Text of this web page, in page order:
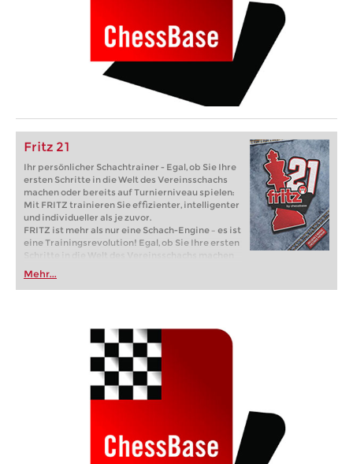
Fritz 21
Ihr persönlicher Schachtrainer - Egal, ob Sie Ihre
ersten Schritte in die Welt des Vereinsschachs
machen oder bereits auf Turnierniveau spielen:
Mit FRITZ trainieren Sie effizienter, intelligenter
und individueller als je zuvor.
FRITZ ist mehr als nur eine Schach-Engine – es ist
eine Trainingsrevolution! Egal, ob Sie Ihre ersten
Schritte in die Welt des Vereinsschachs machen
oder bereits auf Turnierniveau spielen: Mit
FRITZ trainieren Sie effizienter, intelligenter und
individueller als je zuvor.
Mehr...